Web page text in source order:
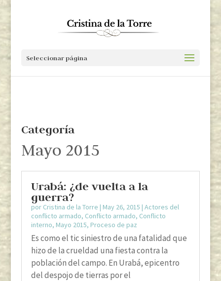
Seleccionar página
Categoría
Mayo 2015
Urabá: ¿de vuelta a la
guerra?
por Cristina de la Torre | May 26, 2015 | Actores del
conflicto armado, Conflicto armado, Conflicto
interno, Mayo 2015, Proceso de paz
Es como el tic siniestro de una fatalidad que
hizo de la crueldad una fiesta contra la
población del campo. En Urabá, epicentro
del despojo de tierras por el